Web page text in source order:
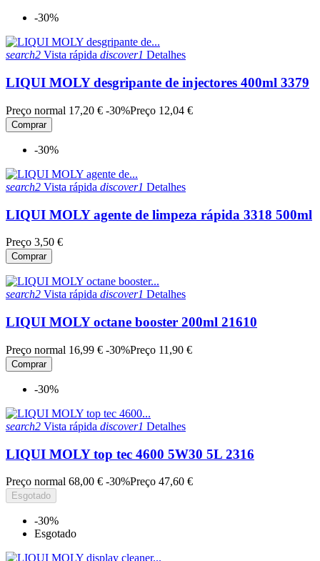
-30%
search2 Vista rápida discover1 Detalhes
LIQUI MOLY desgripante de injectores 400ml 3379
Preço normal 17,20 € -30%Preço 12,04 €
Comprar
-30%
search2 Vista rápida discover1 Detalhes
LIQUI MOLY agente de limpeza rápida 3318 500ml
Preço 3,50 €
Comprar
search2 Vista rápida discover1 Detalhes
LIQUI MOLY octane booster 200ml 21610
Preço normal 16,99 € -30%Preço 11,90 €
Comprar
-30%
search2 Vista rápida discover1 Detalhes
LIQUI MOLY top tec 4600 5W30 5L 2316
Preço normal 68,00 € -30%Preço 47,60 €
Esgotado
-30%
Esgotado